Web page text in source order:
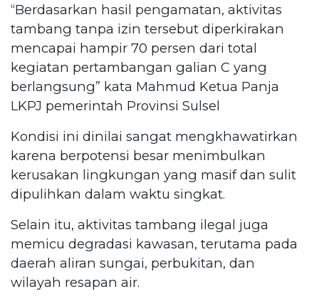
“Berdasarkan hasil pengamatan, aktivitas
tambang tanpa izin tersebut diperkirakan
mencapai hampir 70 persen dari total
kegiatan pertambangan galian C yang
berlangsung” kata Mahmud Ketua Panja
LKPJ pemerintah Provinsi Sulsel
Kondisi ini dinilai sangat mengkhawatirkan
karena berpotensi besar menimbulkan
kerusakan lingkungan yang masif dan sulit
dipulihkan dalam waktu singkat.
Selain itu, aktivitas tambang ilegal juga
memicu degradasi kawasan, terutama pada
daerah aliran sungai, perbukitan, dan
wilayah resapan air.